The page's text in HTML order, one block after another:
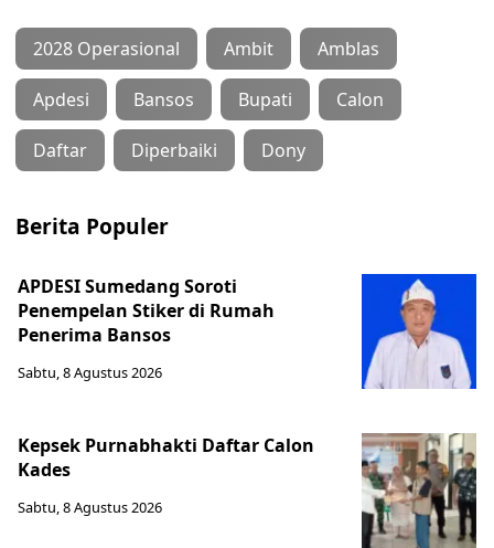
2028 Operasional Ambit Amblas
Apdesi Bansos Bupati Calon
Daftar Diperbaiki Dony
Berita Populer
APDESI Sumedang Soroti
Penempelan Stiker di Rumah
Penerima Bansos
Sabtu, 8 Agustus 2026
Kepsek Purnabhakti Daftar Calon
Kades
Sabtu, 8 Agustus 2026